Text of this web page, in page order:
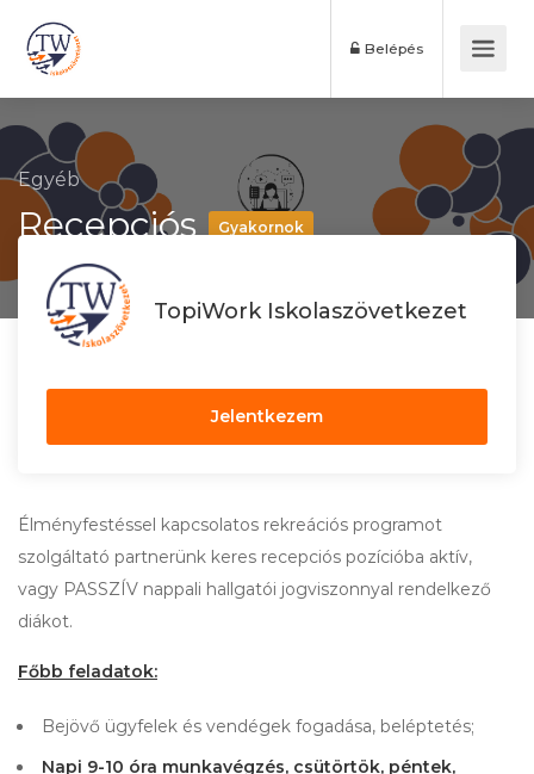
Belépés
Egyéb
Recepciós Gyakornok
TopiWork Iskolaszövetkezet
Jelentkezem
Élményfestéssel kapcsolatos rekreációs programot
szolgáltató partnerünk keres recepciós pozícióba aktív,
vagy PASSZÍV nappali hallgatói jogviszonnyal rendelkező
diákot.
Főbb feladatok:
Bejövő ügyfelek és vendégek fogadása, beléptetés;
Napi 9-10 óra munkavégzés, csütörtök, péntek,